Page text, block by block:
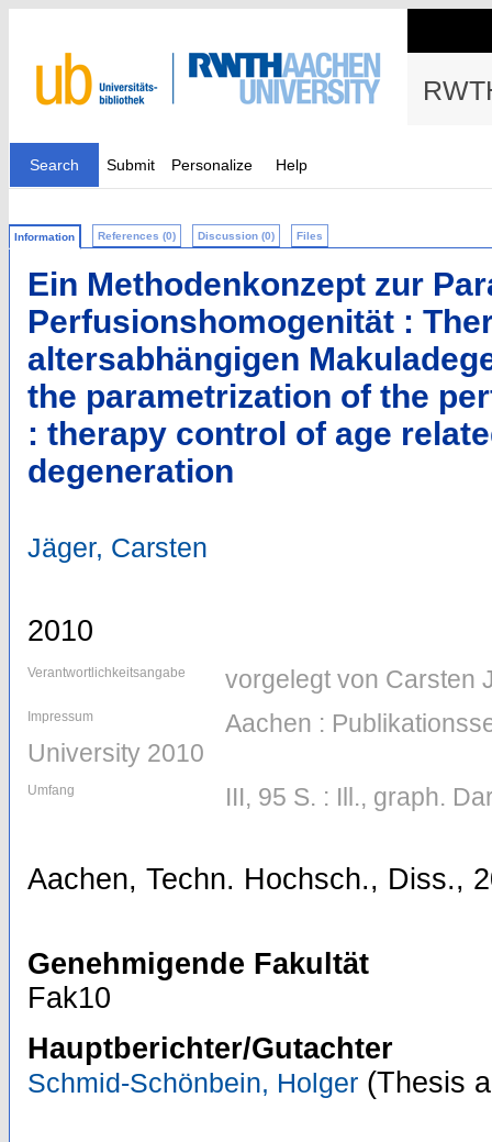
Search Submit Personalize Help
Information References (0) Discussion (0) Files
Ein Methodenkonzept zur
Perfusionshomogenität :
altersabhängigen
the parametrization of the
: therapy control of age
degeneration
Jäger, Carsten
2010
Verantwortlichkeitsangabe vorgelegt von Carsten
Impressum
Aachen :
University 2010
Umfang III, 95 S. : Ill., graph.
Aachen, Techn. Hochsch., Diss.,
Genehmigende Fakultät
Fak10
Hauptberichter/Gutachter
Schmid-Schönbein, Holger (Thesis